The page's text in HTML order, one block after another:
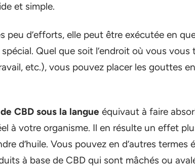
et simple.
peu d’efforts, elle peut être exécutée en
spécial. Quel que soit l’endroit où vous
etc.), vous pouvez placer les gouttes
CBD sous la langue équivaut à faire
à votre organisme. Il en résulte un effet
d’huile. Vous pouvez en d’autres termes
à base de CBD qui sont mâchés ou